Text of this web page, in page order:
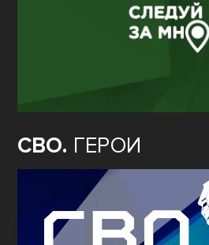
СВО. ГЕРОИ